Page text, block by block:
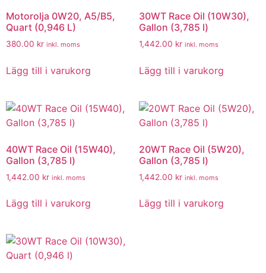
Motorolja 0W20, A5/B5,
Quart (0,946 L)
380.00 kr inkl. moms
Lägg till i varukorg
30WT Race Oil (10W30),
Gallon (3,785 l)
1,442.00 kr inkl. moms
Lägg till i varukorg
40WT Race Oil (15W40),
Gallon (3,785 l)
1,442.00 kr inkl. moms
Lägg till i varukorg
20WT Race Oil (5W20),
Gallon (3,785 l)
1,442.00 kr inkl. moms
Lägg till i varukorg